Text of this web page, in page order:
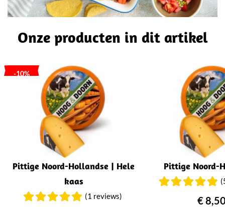
Onze producten in dit artikel
-10%
Pittige Noord-Hollandse | Hele
kaas
(1 reviews)
Pittige Noord-
€